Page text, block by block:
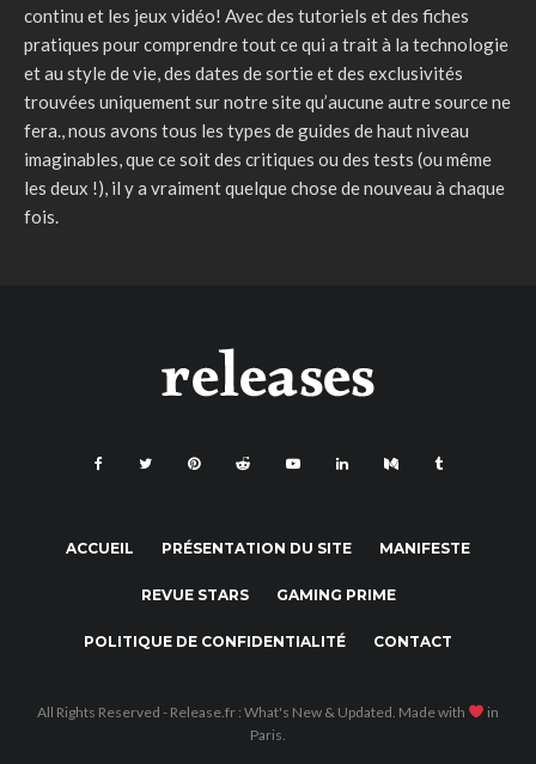
continu et les jeux vidéo! Avec des tutoriels et des fiches
pratiques pour comprendre tout ce qui a trait à la technologie
et au style de vie, des dates de sortie et des exclusivités
trouvées uniquement sur notre site qu’aucune autre source ne
fera., nous avons tous les types de guides de haut niveau
imaginables, que ce soit des critiques ou des tests (ou même
les deux !), il y a vraiment quelque chose de nouveau à chaque
fois.
ACCUEIL PRÉSENTATION DU SITE MANIFESTE
REVUE STARS GAMING PRIME
POLITIQUE DE CONFIDENTIALITÉ CONTACT
All Rights Reserved - Release.fr : What's New & Updated. Made with
in
Paris.